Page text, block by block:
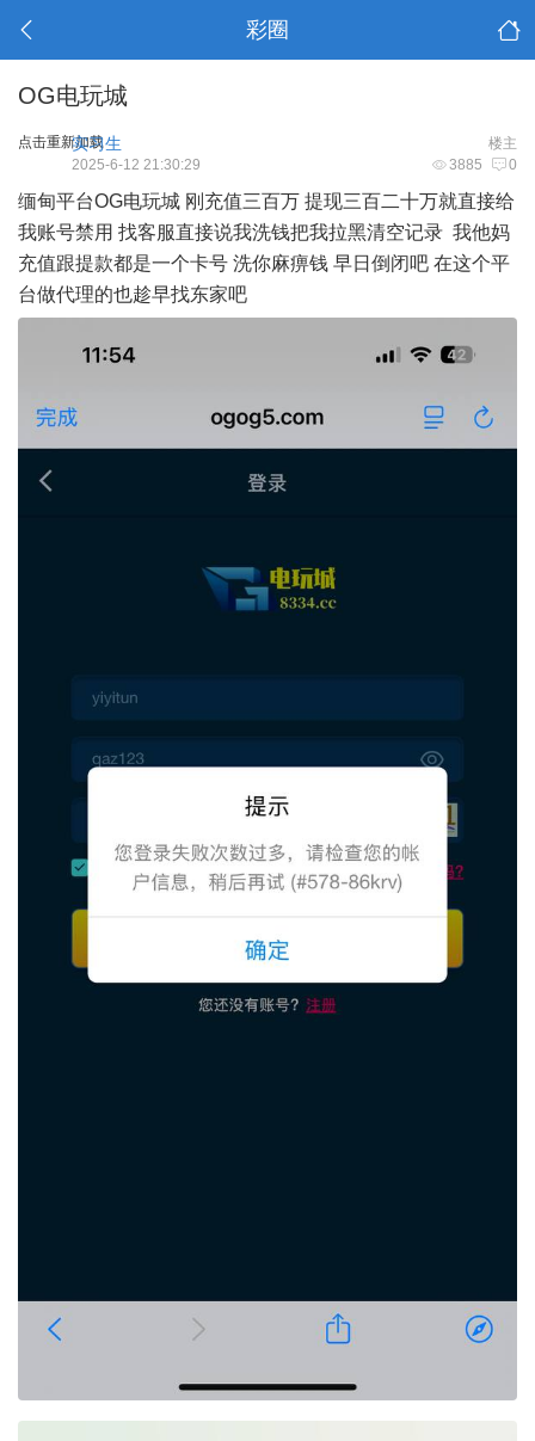
彩圈
OG电玩城
点击重新加载 楼主
实习生
3885 0
2025-6-12 21:30:29
缅甸平台OG电玩城 刚充值三百万 提现三百二十万就直接给
我账号禁用 找客服直接说我洗钱把我拉黑清空记录 我他妈
充值跟提款都是一个卡号 洗你麻痹钱 早日倒闭吧 在这个平
台做代理的也趁早找东家吧